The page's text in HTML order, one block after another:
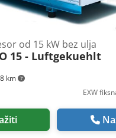
km
od 15 kW bez ulja
15 - Luftgekuehlt
EXW